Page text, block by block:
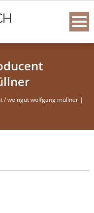
/ weingut wolfgang müllner |